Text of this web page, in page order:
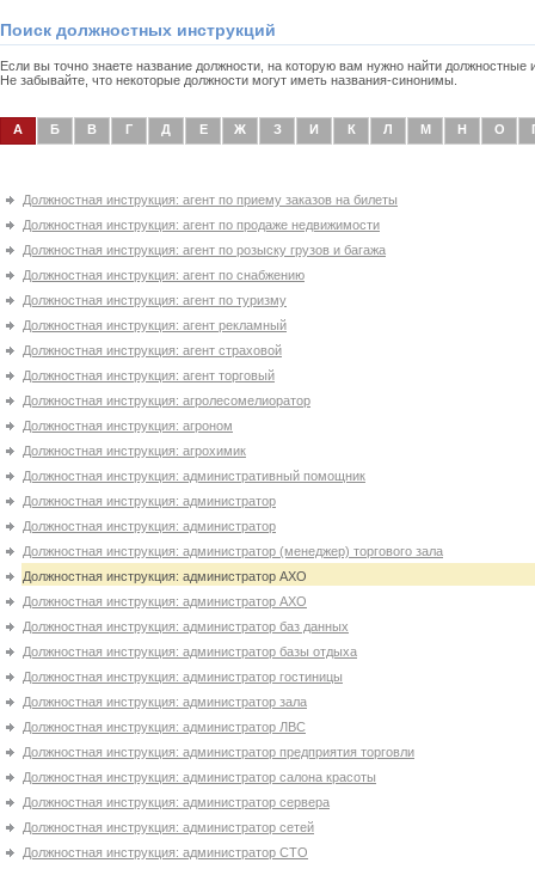
Поиск должностных инструкций
Если вы точно знаете название должности, на которую вам нужно найти
Не забывайте, что некоторые должности могут иметь названия-синонимы.
А Б В Г Д Е Ж З И К Л М Н О
Должностная инструкция: агент по приему заказов на билеты
Должностная инструкция: агент по продаже недвижимости
Должностная инструкция: агент по розыску грузов и багажа
Должностная инструкция: агент по снабжению
Должностная инструкция: агент по туризму
Должностная инструкция: агент рекламный
Должностная инструкция: агент страховой
Должностная инструкция: агент торговый
Должностная инструкция: агролесомелиоратор
Должностная инструкция: агроном
Должностная инструкция: агрохимик
Должностная инструкция: административный помощник
Должностная инструкция: администратор
Должностная инструкция: администратор
Должностная инструкция: администратор (менеджер) торгового зала
Должностная инструкция: администратор АХО
Должностная инструкция: администратор АХО
Должностная инструкция: администратор баз данных
Должностная инструкция: администратор базы отдыха
Должностная инструкция: администратор гостиницы
Должностная инструкция: администратор зала
Должностная инструкция: администратор ЛВС
Должностная инструкция: администратор предприятия торговли
Должностная инструкция: администратор салона красоты
Должностная инструкция: администратор сервера
Должностная инструкция: администратор сетей
Должностная инструкция: администратор СТО